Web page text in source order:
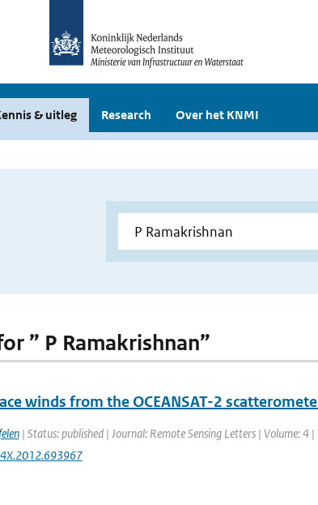
& uitleg Research Over het KNMI
” P Ramakrishnan”
winds from the OCEANSAT-2
| Status: published | Journal: Remote Sensing Letters | Volume: 4